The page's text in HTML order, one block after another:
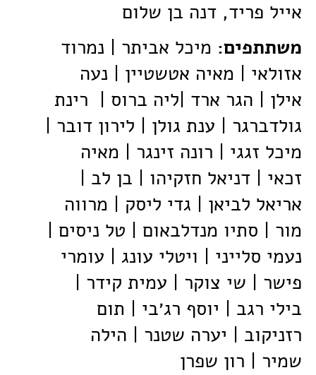
אייל פריד, דנה בן שלום
משתתפים: מיכל אביתר | נמרוד
אזולאי | מאיה אטשטיין | נעה
אילן | הגר ארד |ליה ברוס | רינת
גולדברגר | ענת גולן | לירון דובר |
מיכל זגגי | רונה זינגר | מאיה
זכאי | דניאל חזקיהו | בן לב |
אריאל לביאן | גדי ליסק | מרווה
מור | סתיו מנדלבאום | טל ניסים |
נעמי סלייני | ויטלי עונג | עומרי
פישר | שי צוקר | עמית קידר |
בילי רגב | יוסף רג׳בי | תום
רזניקוב | יערה שטנר | הילה
שמיר | רון שפרן